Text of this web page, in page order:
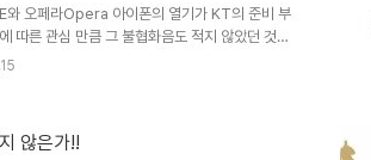
도 아주 당연히 iMAX입니다..
와 오페라Opera 아이폰의 열기가 KT의 준비 부
따른 관심 만큼 그 불협화음도 적지 않았던 것
로 맞이하게 된 매니아층의 아이폰에 대한 사
면, 모바일 시대의 핵심적 도구가 될 스마트폰
않은가!!